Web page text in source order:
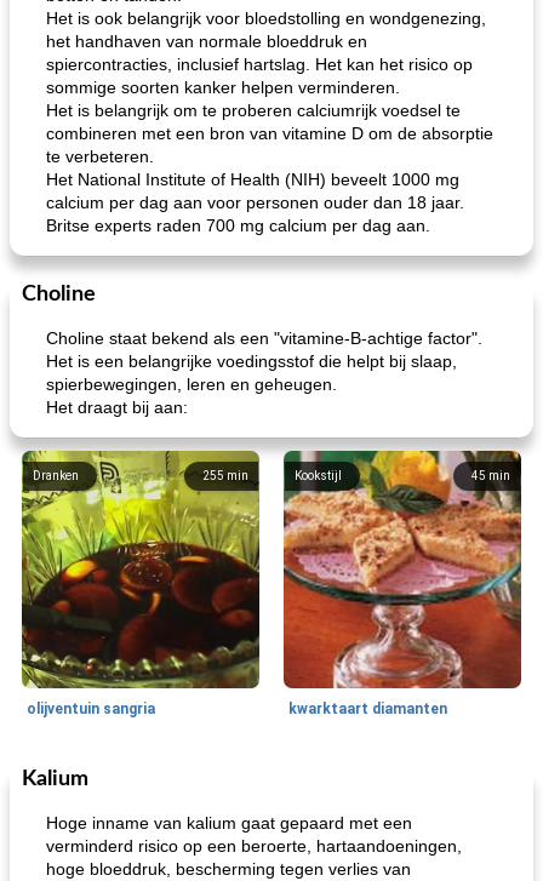
Het is ook belangrijk voor bloedstolling en wondgenezing,
het handhaven van normale bloeddruk en
spiercontracties, inclusief hartslag. Het kan het risico op
sommige soorten kanker helpen verminderen.
Het is belangrijk om te proberen calciumrijk voedsel te
combineren met een bron van vitamine D om de absorptie
te verbeteren.
Het National Institute of Health (NIH) beveelt 1000 mg
calcium per dag aan voor personen ouder dan 18 jaar.
Britse experts raden 700 mg calcium per dag aan.
Choline
Choline staat bekend als een "vitamine-B-achtige factor".
Het is een belangrijke voedingsstof die helpt bij slaap,
spierbewegingen, leren en geheugen.
Het draagt ​​bij aan:
255min
Dranken
olijventuin sangria
45 min
Kookstijl
kwarktaart diamanten
Feestdagen en evenementen
Kalium
Hoge inname van kalium gaat gepaard met een
verminderd risico op een beroerte, hartaandoeningen,
hoge bloeddruk, bescherming tegen verlies van